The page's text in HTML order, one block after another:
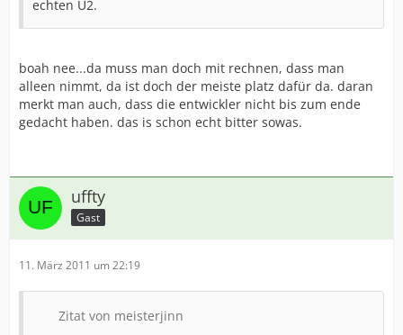
echten U2.
boah nee...da muss man doch mit rechnen, dass man
alleen nimmt, da ist doch der meiste platz dafür da. daran
merkt man auch, dass die entwickler nicht bis zum ende
gedacht haben. das is schon echt bitter sowas.
uffty
Gast
11. März 2011 um 22:19
Zitat von meisterjinn